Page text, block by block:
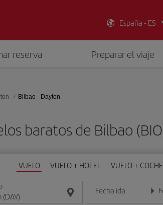
España - ES
reserva Preparar el viaje
Bilbao - Dayton
baratos de Bilbao
VUELO VUELO + HOTEL VUELO + COCHE
Fecha ida
Introduce la fecha en